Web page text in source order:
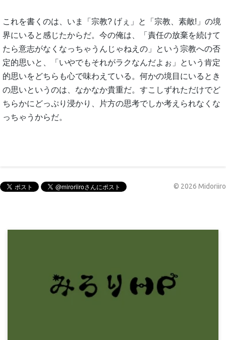
これを書くのは、いま「宗教? げぇ」と「宗教、素敵!」の境
界にいると感じたからだ。今の俺は、「責任の放棄を続けて
たら意志がなくなっちゃうんじゃねえの」という宗教への否
定的思いと、「いやでもそれがラクなんだよぉ」という肯定
的思いをどちらも心で味わえている。何かの境目にいるとき
の思いというのは、なかなか貴重だ。すこしずれただけでど
ちらかにどっぷり浸かり、片方の思考でしか考えられなくな
っちゃうからだ。
© 2026 Midoriiro